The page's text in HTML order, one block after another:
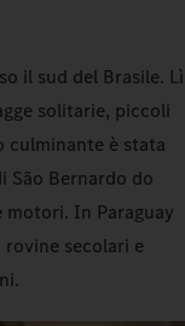
il sud del Brasile. Lì
solitarie, piccoli
culminante è stata
São Bernardo do
In Paraguay
secolari e